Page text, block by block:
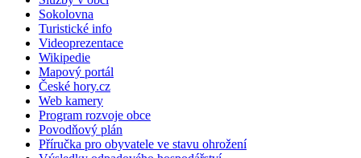
Sokolovna
Turistické info
Videoprezentace
Wikipedie
Mapový portál
České hory.cz
Web kamery
Program rozvoje obce
Povodňový plán
Příručka pro obyvatele ve stavu ohrožení